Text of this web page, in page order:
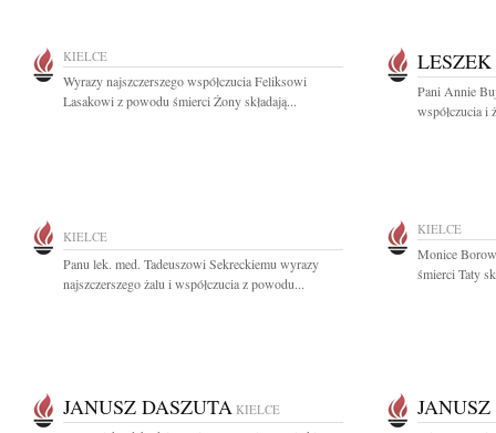
KIELCE
Wyrazy najszczerszego współczucia Feliksowi
Lasakowi z powodu śmierci Żony składają...
Pani Annie
współczucia i
KIELCE
Panu lek. med. Tadeuszowi Sekreckiemu wyrazy
najszczerszego żalu i współczucia z powodu...
KIELCE
Monice
śmierci Taty
JANUSZ DASZUTA KIELCE